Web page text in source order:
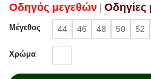
Oδηγός μεγεθών
Μέγεθος 44 46 48 50 52
Χρώμα